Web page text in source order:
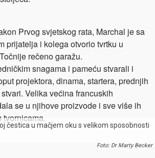
Prvog svjetskog rata, Marchal je sa
prijatelja i kolega otvorio tvrtku u
rečeno garažu.
snagama i pameću stvarali i
projektora, dinama, startera, prednjih
Velika većina francuskih
se u njihove proizvode i sve više ih
tvornicama.
čestica u mačjem oku s velikom sposobnosti
Foto: Dr Marty Becker